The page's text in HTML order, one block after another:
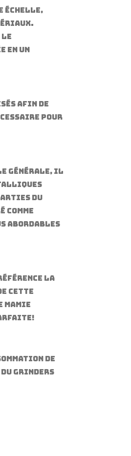
échelle,
le
en un
afin de
pour
générale, il
du
abordables
la
cette
de
du grinders